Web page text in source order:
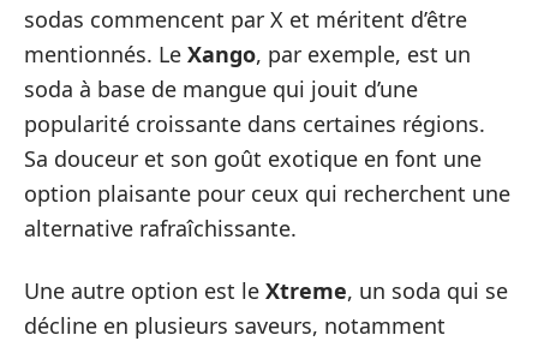
sodas commencent par X et méritent d’être
mentionnés. Le Xango, par exemple, est un
soda à base de mangue qui jouit d’une
popularité croissante dans certaines régions.
Sa douceur et son goût exotique en font une
option plaisante pour ceux qui recherchent une
alternative rafraîchissante.
Une autre option est le Xtreme, un soda qui se
décline en plusieurs saveurs, notamment